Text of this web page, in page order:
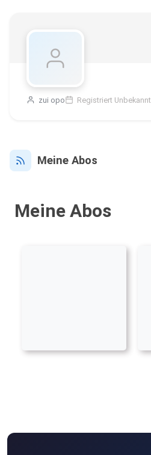
zui opo Registriert Unbekannt
Meine Abos
Meine Abos